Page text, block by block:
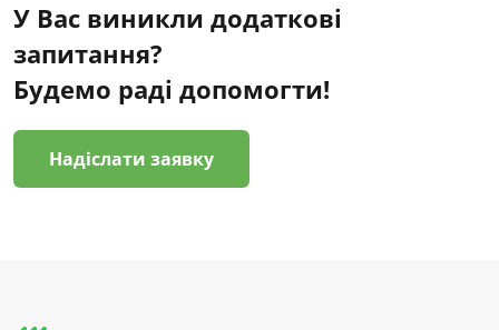
У Вас виникли додаткові
запитання?
Будемо раді допомогти!
Надіслати заявку